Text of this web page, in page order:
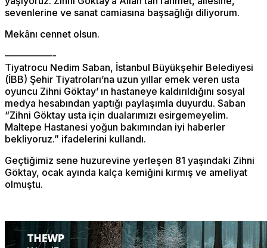
sevenlerine ve sanat camiasına başsağlığı diliyorum.
Mekânı cennet olsun.
—————-
Tiyatrocu Nedim Saban, İstanbul Büyükşehir Belediyesi
(İBB) Şehir Tiyatroları’na uzun yıllar emek veren usta
oyuncu Zihni Göktay’ ın hastaneye kaldırıldığını sosyal
medya hesabından yaptığı paylaşımla duyurdu. Saban
“Zihni Göktay usta için dualarımızı esirgemeyelim.
Maltepe Hastanesi yoğun bakımından iyi haberler
bekliyoruz.” ifadelerini kullandı.
Geçtiğimiz sene huzurevine yerleşen 81 yaşındaki Zihni
Göktay, ocak ayında kalça kemiğini kırmış ve ameliyat
olmuştu.